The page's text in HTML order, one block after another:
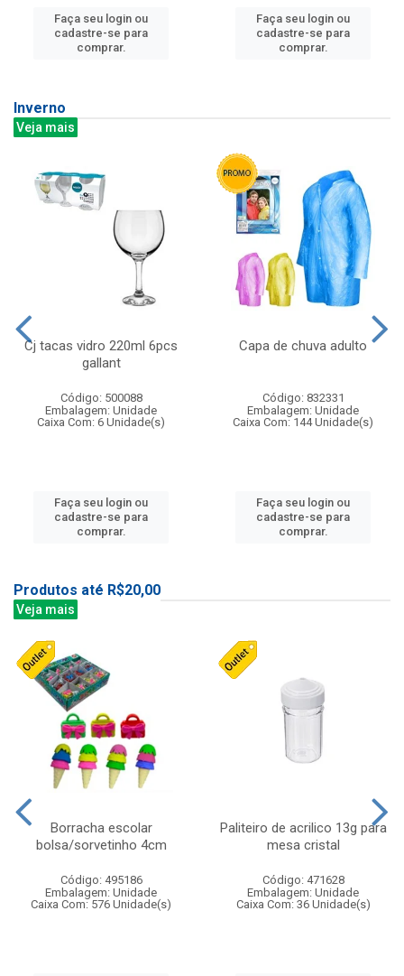
Faça seu login ou
cadastre-se para
comprar.
Faça seu login ou
cadastre-se para
comprar.
Inverno
Veja mais
Cj tacas vidro 220ml 6pcs
gallant
Código: 500088
Embalagem: Unidade
Caixa Com: 6 Unidade(s)
Faça seu login ou
cadastre-se para
comprar.
Capa de chuva adulto
Código: 832331
Embalagem: Unidade
Caixa Com: 144 Unidade(s)
Faça seu login ou
cadastre-se para
comprar.
Produtos até R$20,00
Veja mais
Borracha escolar
bolsa/sorvetinho 4cm
Código: 495186
Embalagem: Unidade
Caixa Com: 576 Unidade(s)
Paliteiro de acrilico 13g para
mesa cristal
Código: 471628
Embalagem: Unidade
Caixa Com: 36 Unidade(s)